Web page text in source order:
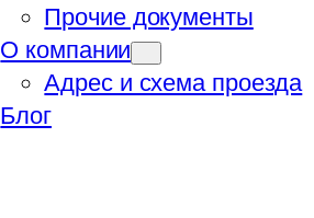
Прочие документы
О компании
Адрес и схема проезда
Блог